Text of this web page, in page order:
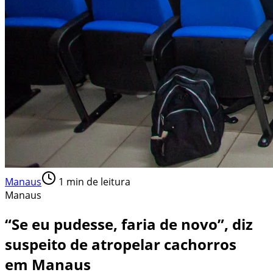
Manaus 1 min de leitura
Manaus
“Se eu pudesse, faria de novo”, diz
suspeito de atropelar cachorros
em Manaus